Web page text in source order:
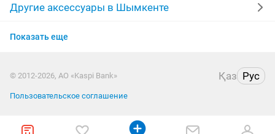
работа сменная очки солнцезащитные женские
солнце черная
Другие аксессуары в Шымкенте
Другие аксессуары в Актобе
Другие аксессуары в Костанае
Другие аксессуары в Павлодаре
Показать еще
© 2012-2026, АО «Kaspi Bank» Қаз Рус
Пользовательское соглашение